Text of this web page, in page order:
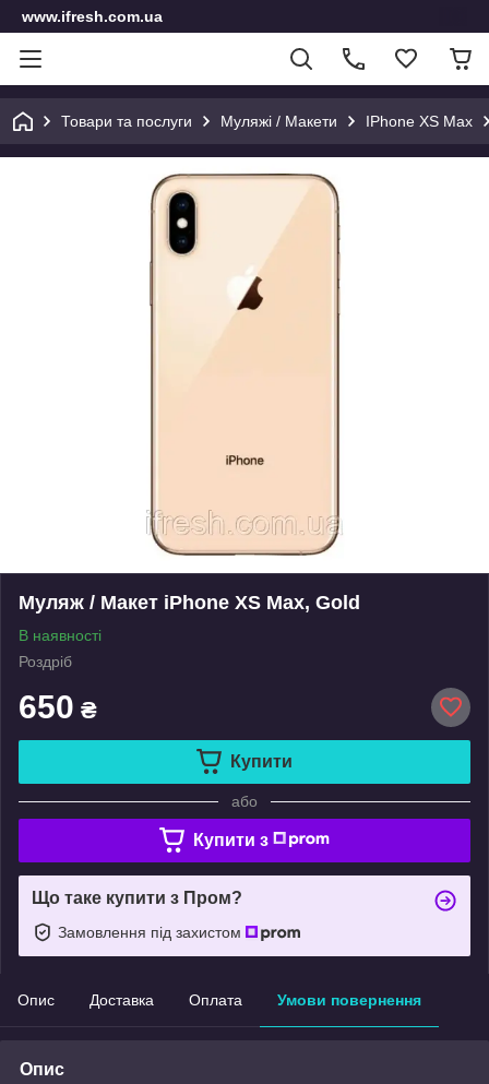
www.ifresh.com.ua
Товари та послуги Муляжі / Макети IPhone XS Max
Муляж / Макет iPhone XS Max, Gold
В наявності
Роздріб
650 ₴
Купити
або
Купити з
Що таке купити з Пром?
Замовлення під захистом
Опис Доставка Оплата Умови повернення
Опис